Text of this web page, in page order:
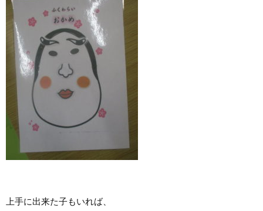
上手に出来た子もいれば、